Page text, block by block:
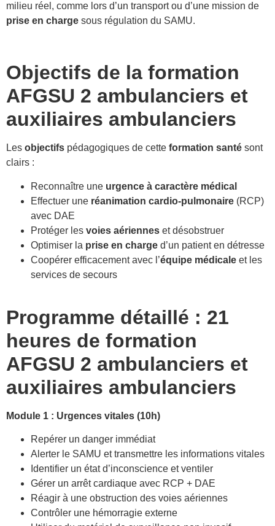
milieu réel, comme lors d’un transport ou d’une mission de
prise en charge sous régulation du SAMU.
Objectifs de la formation
AFGSU 2 ambulanciers et
auxiliaires ambulanciers
Les objectifs pédagogiques de cette formation santé sont
clairs :
Reconnaître une urgence à caractère médical
Effectuer une réanimation cardio-pulmonaire (RCP)
avec DAE
Protéger les voies aériennes et désobstruer
Optimiser la prise en charge d’un patient en détresse
Coopérer efficacement avec l’équipe médicale et les
services de secours
Programme détaillé : 21
heures de formation
AFGSU 2 ambulanciers et
auxiliaires ambulanciers
Module 1 : Urgences vitales (10h)
Repérer un danger immédiat
Alerter le SAMU et transmettre les informations vitales
Identifier un état d’inconscience et ventiler
Gérer un arrêt cardiaque avec RCP + DAE
Réagir à une obstruction des voies aériennes
Contrôler une hémorragie externe